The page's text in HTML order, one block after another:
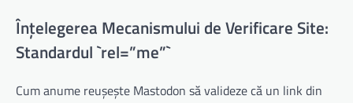
Înțelegerea Mecanismului de Verificare Site:
Standardul `rel=”me”`
Cum anume reușește Mastodon să valideze că un link din